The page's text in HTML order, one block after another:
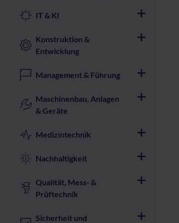
IT & KI
Konstruktion &
Entwicklung
Management & Führung
Maschinenbau, Anlagen
& Geräte
Medizintechnik
Nachhaltigkeit
Qualität, Mess- &
Prüftechnik
Sicherheit und